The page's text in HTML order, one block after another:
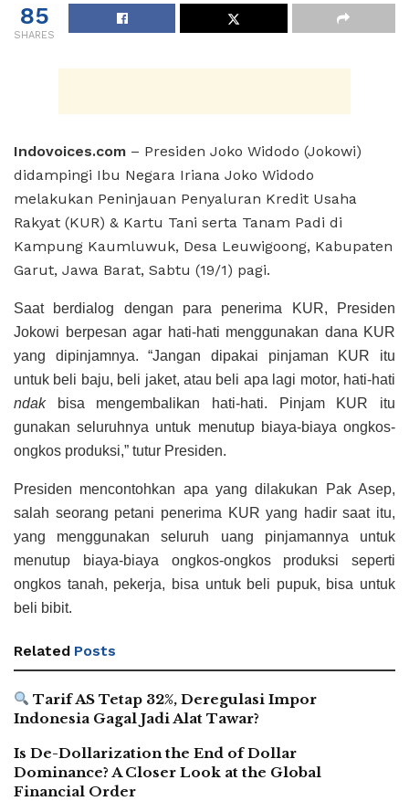
85
SHARES
Indovoices.com – Presiden Joko Widodo (Jokowi)
didampingi Ibu Negara Iriana Joko Widodo
melakukan Peninjauan Penyaluran Kredit Usaha
Rakyat (KUR) & Kartu Tani serta Tanam Padi di
Kampung Kaumluwuk, Desa Leuwigoong, Kabupaten
Garut, Jawa Barat, Sabtu (19/1) pagi.
Saat berdialog dengan para penerima KUR, Presiden
Jokowi berpesan agar hati-hati menggunakan dana KUR
yang dipinjamnya. “Jangan dipakai pinjaman KUR itu
untuk beli baju, beli jaket, atau beli apa lagi motor, hati-hati
ndakbisa mengembalikan hati-hati. Pinjam KUR itu
gunakan seluruhnya untuk menutup biaya-biaya ongkos-
ongkos produksi,” tutur Presiden.
Presiden mencontohkan apa yang dilakukan Pak Asep,
salah seorang petani penerima KUR yang hadir saat itu,
yang menggunakan seluruh uang pinjamannya untuk
menutup biaya-biaya ongkos-ongkos produksi seperti
ongkos tanah, pekerja, bisa untuk beli pupuk, bisa untuk
beli bibit.
Related Posts
Tarif AS Tetap 32%, Deregulasi Impor
Indonesia Gagal Jadi Alat Tawar?
Is De-Dollarization the End of Dollar
Dominance? A Closer Look at the Global
Financial Order